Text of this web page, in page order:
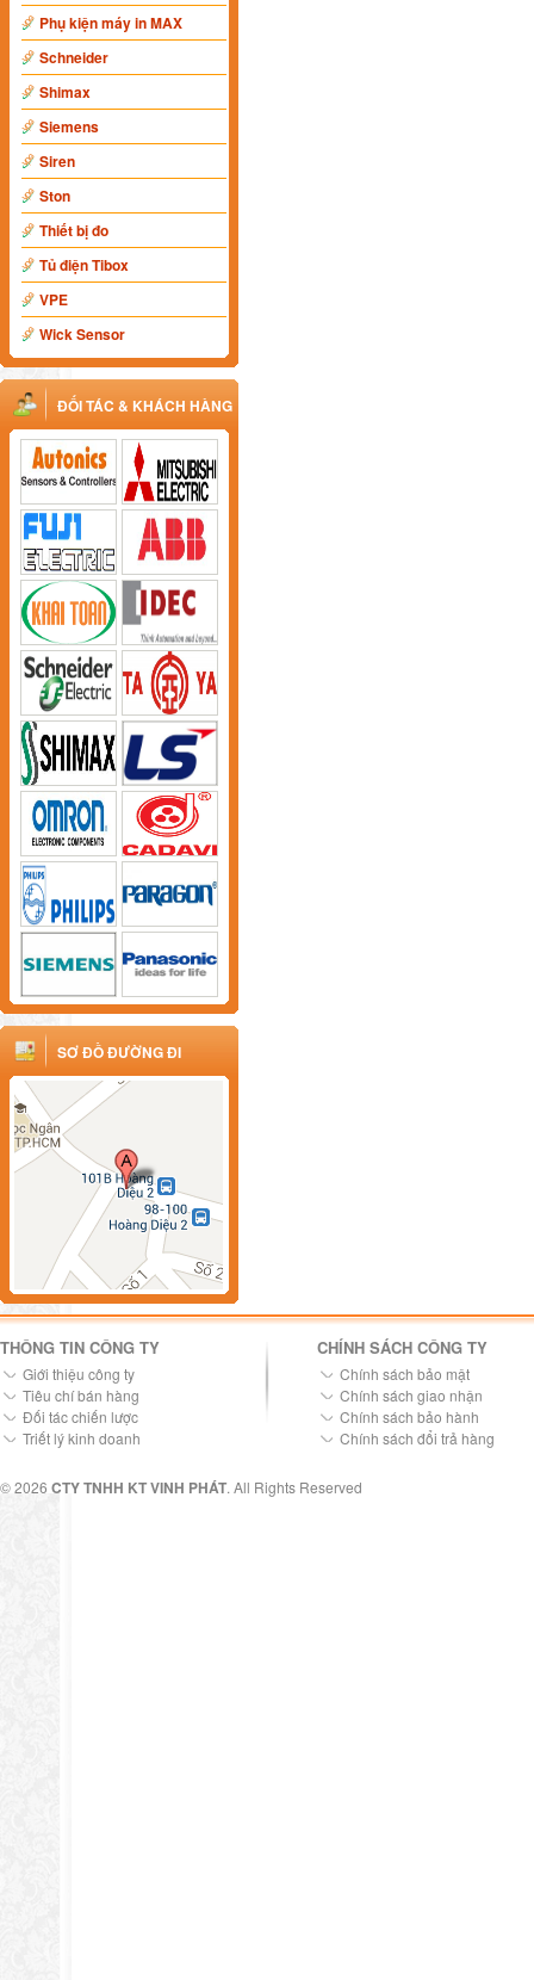
Phụ kiện máy in MAX
Schneider
Shimax
Siemens
Siren
Ston
Thiết bị đo
Tủ điện Tibox
VPE
Wick Sensor
ĐỐI TÁC & KHÁCH HÀNG
SƠ ĐỒ ĐƯỜNG ĐI
THÔNG TIN CÔNG TY
Giới thiệu công ty
Tiêu chí bán hàng
Đối tác chiến lược
Triết lý kinh doanh
CHÍNH SÁCH CÔNG TY
Chính sách bảo mật
Chính sách giao nhận
Chính sách bảo hành
Chính sách đổi trả hàng
© 2026 CTY TNHH KT VINH PHÁT. All Rights Reserved